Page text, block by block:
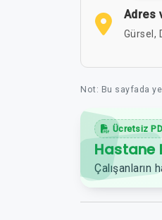
Adres
Gürsel,
Not: Bu sayfada
Ücretsiz
Hastane